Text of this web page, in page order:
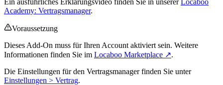
Academy: Vertragsmanager.
Voraussetzung
Dieses Add-On muss für Ihren Account aktiviert sein. Weitere
Informationen finden Sie im Locaboo Marketplace ↗.
Die Einstellungen für den Vertragsmanager finden Sie unter
Einstellungen > Vertrag.